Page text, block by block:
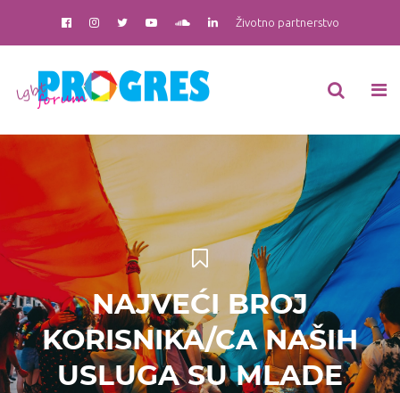
Životno partnerstvo
NAJVEĆI BROJ
KORISNIKA/CA NAŠIH
USLUGA SU MLADE